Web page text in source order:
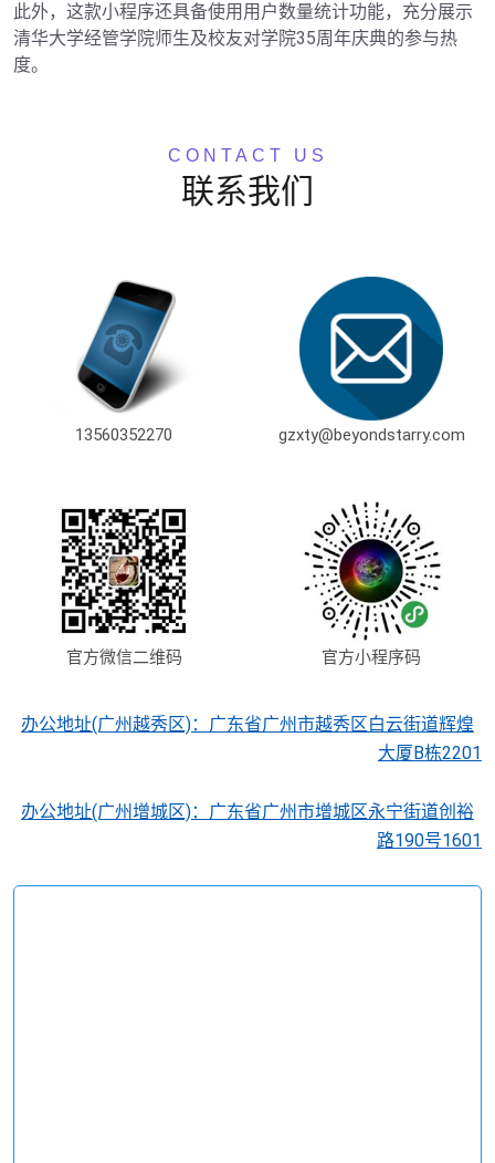
此外，这款小程序还具备使用用户数量统计功能，充分展示
清华大学经管学院师生及校友对学院35周年庆典的参与热
度。
CONTACT US
联系我们
13560352270 gzxty@beyondstarry.com
官方微信二维码 官方小程序码
办公地址(广州越秀区)：广东省广州市越秀区白云街道辉煌
大厦B栋2201
办公地址(广州增城区)：广东省广州市增城区永宁街道创裕
路190号1601